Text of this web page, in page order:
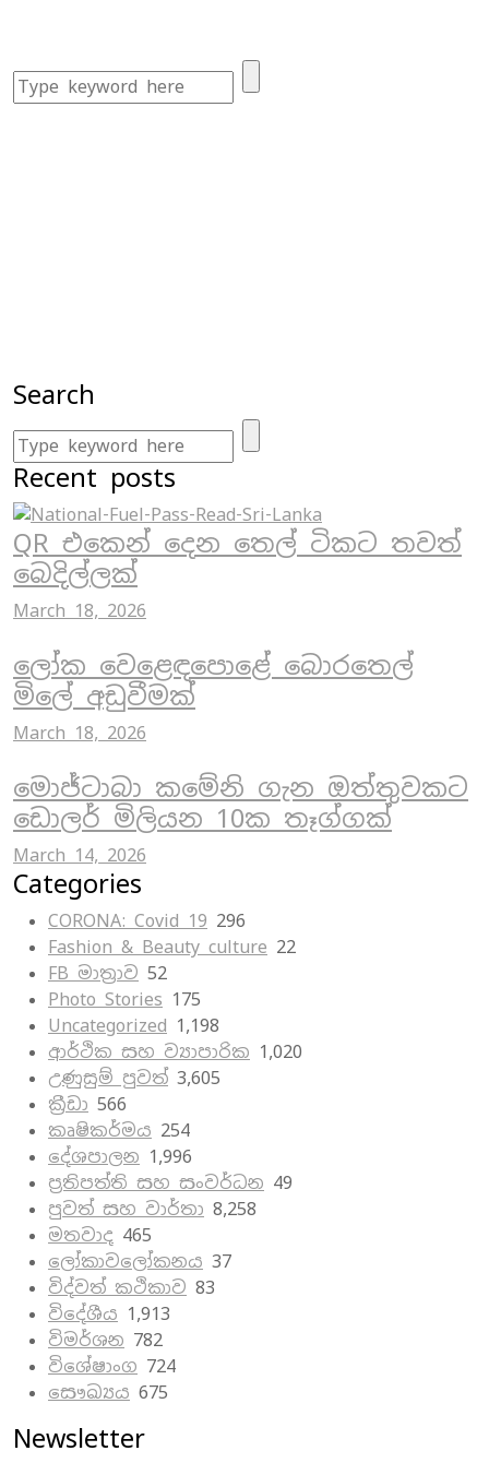
Search
Recent posts
QR එකෙන් දෙන තෙල් ටිකට තවත්
බෙදිල්ලක්
March 18, 2026
ලෝක වෙළෙඳපොළේ බොරතෙල්
මිලේ අඩුවීමක්
March 18, 2026
මොජ්ටාබා කමේනි ගැන ඔත්තුවකට
ඩොලර් මිලියන 10ක තෑග්ගක්
March 14, 2026
Categories
CORONA: Covid 19 296
Fashion & Beauty culture 22
FB මාත්‍රාව 52
Photo Stories 175
Uncategorized 1,198
ආර්ථික සහ ව්‍යාපාරික 1,020
උණුසුම් පුවත් 3,605
ක්‍රීඩා 566
කෘෂිකර්මය 254
දේශපාලන 1,996
ප්‍රතිපත්ති සහ සංවර්ධන 49
පුවත් සහ වාර්තා 8,258
මතවාද 465
ලෝකාවලෝකනය 37
විද්වත් කථිකාව 83
විදේශීය 1,913
විමර්ශන 782
විශේෂාංග 724
සෞඛ්‍යය 675
Newsletter